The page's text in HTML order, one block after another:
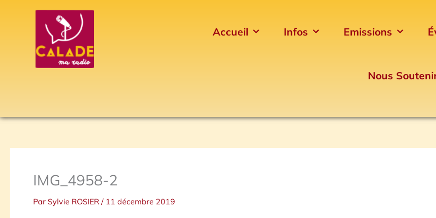
Accueil Infos Emissions
Nous
IMG_4958-2
Par Sylvie ROSIER / 11 décembre 2019